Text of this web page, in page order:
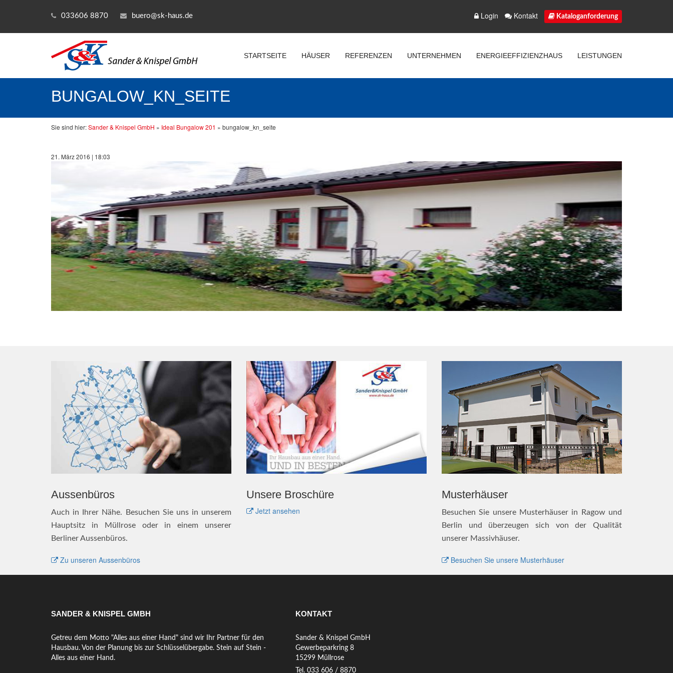
033606 8870 buero@sk-haus.de Login Kontakt Kataloganforderung
STARTSEITE HÄUSER REFERENZEN UNTERNEHMEN ENERGIEEFFIZIENZHAUS LEISTUNGEN
BUNGALOW_KN_SEITE
Sie sind hier:Sander & Knispel GmbH » Ideal Bungalow 201 » bungalow_kn_seite
21. März 2016 | 18:03
Aussenbüros
Auch in Ihrer Nähe. Besuchen Sie uns in unserem
Hauptsitz in Müllrose oder in einem unserer
Berliner Aussenbüros.
Zu unseren Aussenbüros
Unsere Broschüre
Jetzt ansehen
Musterhäuser
Besuchen Sie unsere Musterhäuser in Ragow und
Berlin und überzeugen sich von der Qualität
unserer Massivhäuser.
Besuchen Sie unsere Musterhäuser
SANDER & KNISPEL GMBH
Getreu dem Motto "Alles aus einer Hand" sind wir Ihr Partner für den
Hausbau. Von der Planung bis zur Schlüsselübergabe. Stein auf Stein -
Alles aus einer Hand.
KONTAKT
Sander & Knispel GmbH
Gewerbeparkring 8
15299 Müllrose
Tel. 033 606 / 8870